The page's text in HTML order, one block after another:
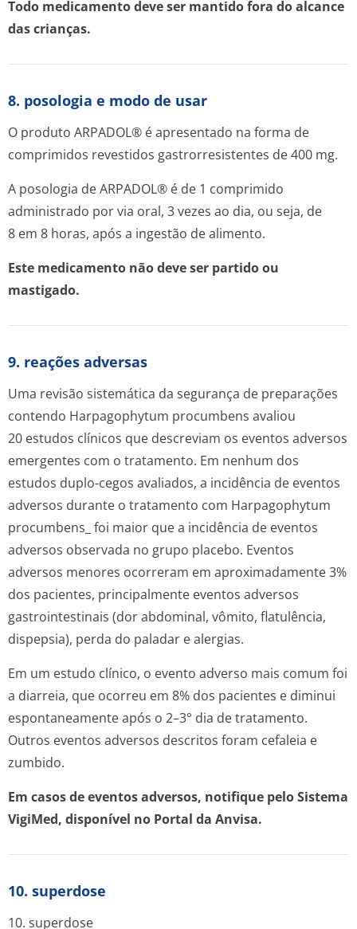
Todo medicamento deve ser mantido fora do alcance
das crianças.
8. posologia e modo de usar
O produto ARPADOL® é apresentado na forma de
comprimidos revestidos gastrorresistentes de 400 mg.
A posologia de ARPADOL® é de 1 comprimido
administrado por via oral, 3 vezes ao dia, ou seja, de
8 em 8 horas, após a ingestão de alimento.
Este medicamento não deve ser partido ou
mastigado.
9. reações adversas
Uma revisão sistemática da segurança de preparações
contendo Harpagophytum procumbens avaliou
20 estudos clínicos que descreviam os eventos adversos
emergentes com o tratamento. Em nenhum dos
estudos duplo-cegos avaliados, a incidência de eventos
adversos durante o tratamento com Harpagophytum
procumbens_ foi maior que a incidência de eventos
adversos observada no grupo placebo. Eventos
adversos menores ocorreram em aproximadamente 3%
dos pacientes, principalmente eventos adversos
gastrointestinais (dor abdominal, vômito, flatulência,
dispepsia), perda do paladar e alergias.
Em um estudo clínico, o evento adverso mais comum foi
a diarreia, que ocorreu em 8% dos pacientes e diminui
espontaneamente após o 2–3° dia de tratamento.
Outros eventos adversos descritos foram cefaleia e
zumbido.
Em casos de eventos adversos, notifique pelo Sistema
VigiMed, disponível no Portal da Anvisa.
10. superdose
10. superdose